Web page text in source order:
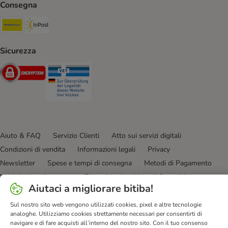
Consegna
Poste Italiane. Shipping Method
Sicurezza
Security
Aiuto & FAQ Servizio Clienti
Atto sui servizi digitali
Condizioni di vendita
Informazioni legali
Privacy
Newsletter
Spese e tempi di consegna
Metodi di Pagamento
Modulo tipo di recesso
Disposizioni ambientali & smaltimento
Opt-out
Programma fedeltà
Sconti & Vantaggi
Dichiarazione di accessibilità
bitiba GmbH 2026
Aiutaci a migliorare bitiba!
Sul nostro sito web vengono utilizzati cookies, pixel e altre tecnologie
analoghe. Utilizziamo cookies strettamente necessari per consentirti di
navigare e di fare acquisti all’interno del nostro sito. Con il tuo consenso